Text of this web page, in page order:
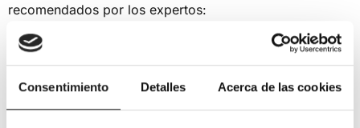
Consentimiento Detalles Acerca de las cookies
recomendados por los expertos:
¿Debo firmar la carta de
despido?
Sí, firma siempre.Negarse a firmar no impide el